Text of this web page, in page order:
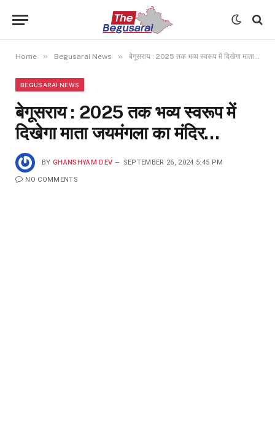
Home » Begusarai News » बेगूसराय : 2025 तक भव्य स्वरूप में दिखेगा माता जयमंगला का मंदिर…
BEGUSARAI NEWS
बेगूसराय : 2025 तक भव्य स्वरूप में
दिखेगा माता जयमंगला का मंदिर…
BY GHANSHYAM DEV SEPTEMBER 26, 2024 5:45 PM
NO COMMENTS